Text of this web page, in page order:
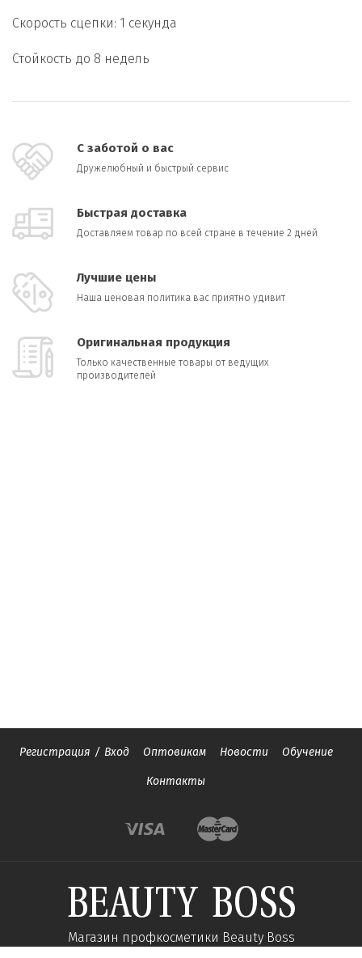
Скорость сцепки: 1 секунда
Стойкость до 8 недель
С заботой о вас
Дружелюбный и быстрый сервис
Быстрая доставка
Доставляем товар по всей стране в течение 2 дней
Лучшие цены
Наша ценовая политика вас приятно удивит
Оригинальная продукция
Только качественные товары от ведущих
производителей
Регистрация / Вход Оптовикам Новости Обучение
Контакты
Магазин профкосметики Beauty Boss